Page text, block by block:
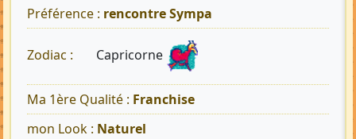
Préférence : rencontre Sympa
Zodiac : Capricorne
Ma 1ère Qualité : Franchise
mon Look : Naturel